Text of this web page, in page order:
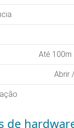
Até 100m
Abrir
de